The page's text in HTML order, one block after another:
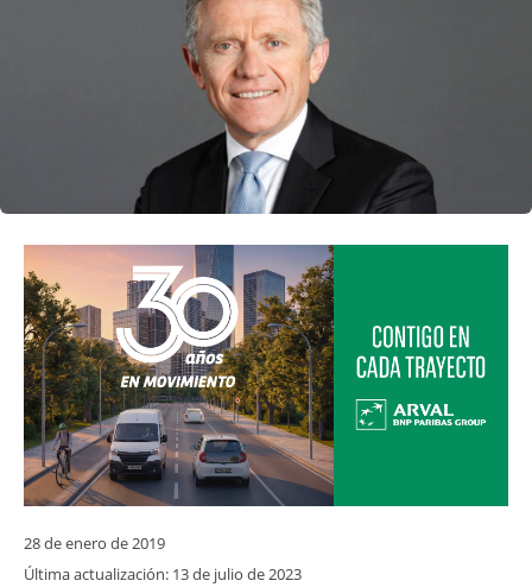
28 de enero de 2019
Última actualización: 13 de julio de 2023